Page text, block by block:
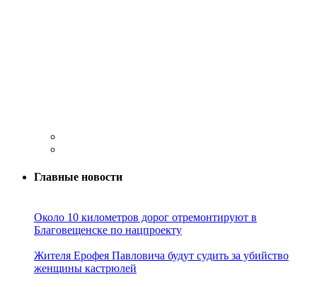
Главные новости
Около 10 километров дорог отремонтируют в
Благовещенске по нацпроекту
Жителя Ерофея Павловича будут судить за убийство
женщины кастрюлей